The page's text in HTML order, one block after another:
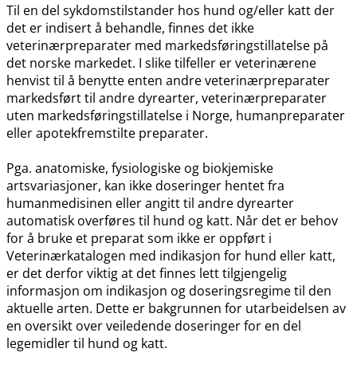
Til en del sykdomstilstander hos hund og​/​eller katt der
det er indisert å behandle, finnes det ikke
veterinærpreparater med markedsføringstillatelse på
det norske markedet. I slike tilfeller er veterinærene
henvist til å benytte enten andre veterinærpreparater
markedsført til andre dyrearter, veterinærpreparater
uten markedsføringstillatelse i Norge, humanpreparater
eller apotekfremstilte preparater.
Pga. anatomiske, fysiologiske og biokjemiske
artsvariasjoner, kan ikke doseringer hentet fra
humanmedisinen eller angitt til andre dyrearter
automatisk overføres til hund og katt. Når det er behov
for å bruke et preparat som ikke er oppført i
Veterinærkatalogen med indikasjon for hund eller katt,
er det derfor viktig at det finnes lett tilgjengelig
informasjon om indikasjon og doseringsregime til den
aktuelle arten. Dette er bakgrunnen for utarbeidelsen av
en oversikt over veiledende doseringer for en del
legemidler til hund og katt.